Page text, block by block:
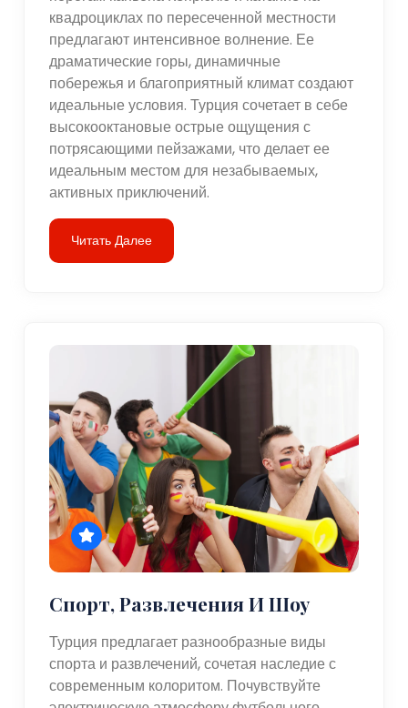
квадроциклах по пересеченной местности
предлагают интенсивное волнение. Ее
драматические горы, динамичные
побережья и благоприятный климат создают
идеальные условия. Турция сочетает в себе
высокооктановые острые ощущения с
потрясающими пейзажами, что делает ее
идеальным местом для незабываемых,
активных приключений.
Читать Далее
Спорт, Развлечения И Шоу
Турция предлагает разнообразные виды
спорта и развлечений, сочетая наследие с
современным колоритом. Почувствуйте